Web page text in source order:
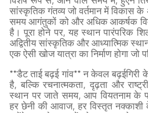
सांस्कृतिक गंतव्य जो वर्तमान में विकास
समय आगंतुकों को और अधिक आकर्षक
है। पूरा होने पर, यह स्थान पारंपरिक
अद्वितीय सांस्कृतिक और आध्यात्मिक
एक ऐसी खोज यात्रा का निर्माण होगा जो
**डैट ताई बढ़ई गांव** न केवल बढ़ईगिरी
है, बल्कि रचनात्मकता, दृढ़ता और
स्थान पर जाते समय, आप वियतनाम के
हर छेनी की आवाज, हर विस्तृत